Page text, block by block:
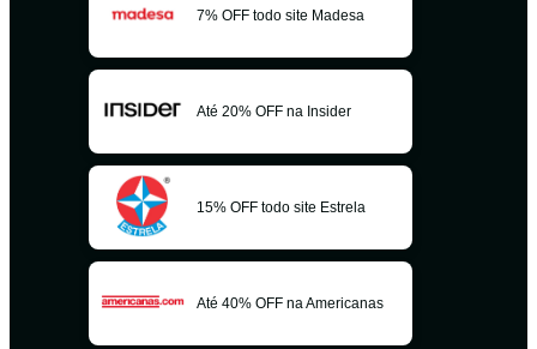
7% OFF todo site Madesa
Até 20% OFF na Insider
15% OFF todo site Estrela
Até 40% OFF na Americanas